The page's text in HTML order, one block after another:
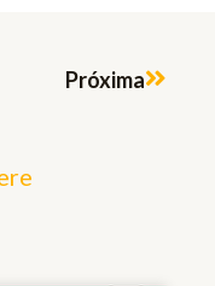
Próxima